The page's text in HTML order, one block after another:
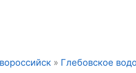
» Глебовское